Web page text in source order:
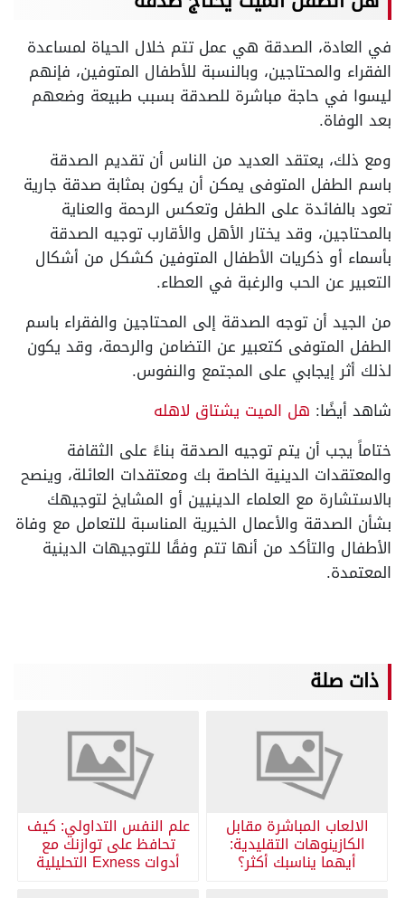
في العادة، الصدقة هي عمل تتم خلال الحياة لمساعدة
الفقراء والمحتاجين، وبالنسبة للأطفال المتوفين، فإنهم
ليسوا في حاجة مباشرة للصدقة بسبب طبيعة وضعهم
بعد الوفاة.
ومع ذلك، يعتقد العديد من الناس أن تقديم الصدقة
باسم الطفل المتوفى يمكن أن يكون بمثابة صدقة جارية
تعود بالفائدة على الطفل وتعكس الرحمة والعناية
بالمحتاجين، وقد يختار الأهل والأقارب توجيه الصدقة
بأسماء أو ذكريات الأطفال المتوفين كشكل من أشكال
التعبير عن الحب والرغبة في العطاء.
من الجيد أن توجه الصدقة إلى المحتاجين والفقراء باسم
الطفل المتوفى كتعبير عن التضامن والرحمة، وقد يكون
لذلك أثر إيجابي على المجتمع والنفوس.
شاهد أيضًا: هل الميت يشتاق لاهله
ختاماً يجب أن يتم توجيه الصدقة بناءً على الثقافة
والمعتقدات الدينية الخاصة بك ومعتقدات العائلة، وينصح
بالاستشارة مع العلماء الدينيين أو المشايخ لتوجيهك
بشأن الصدقة والأعمال الخيرية المناسبة للتعامل مع وفاة
الأطفال والتأكد من أنها تتم وفقًا للتوجيهات الدينية
المعتمدة.
ذات صلة
الالعاب المباشرة مقابل
الكازينوهات التقليدية:
أيهما يناسبك أكثر؟
علم النفس التداولي: كيف
تحافظ على توازنك مع
أدوات Exness التحليلية